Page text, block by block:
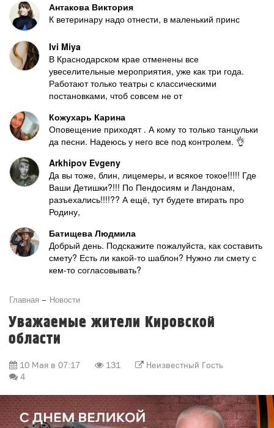
Антакова Виктория
К ветеринару надо отнести, в маленький принс
Ivi Miya
В Краснодарском крае отменены все
увеселительные мероприятия, уже как три года.
Работают только театры с классическими
постановками, чтоб совсем не от
Кожухарь Карина
Оповещение приходят . А кому то только танцульки
да песни. Надеюсь у него все под контролем. 👌
Arkhipov Evgeny
Да вы тоже, блин, лицемеры, и всякое токое!!!!! Где
Ваши Детишки?!!! По Пендосиям и Ландонам,
разъехались!!!!?? А ещё, тут будете втирать про
Родину,
Батищева Людмила
Добрый день. Подскажите пожалуйста, как составить
смету? Есть ли какой-то шаблон? Нужно ли смету с
кем-то согласовывать?
Главная Новости
Уважаемые жители Кировской
области
10 Мая в 07:17 131
Неизвестный Гость
4